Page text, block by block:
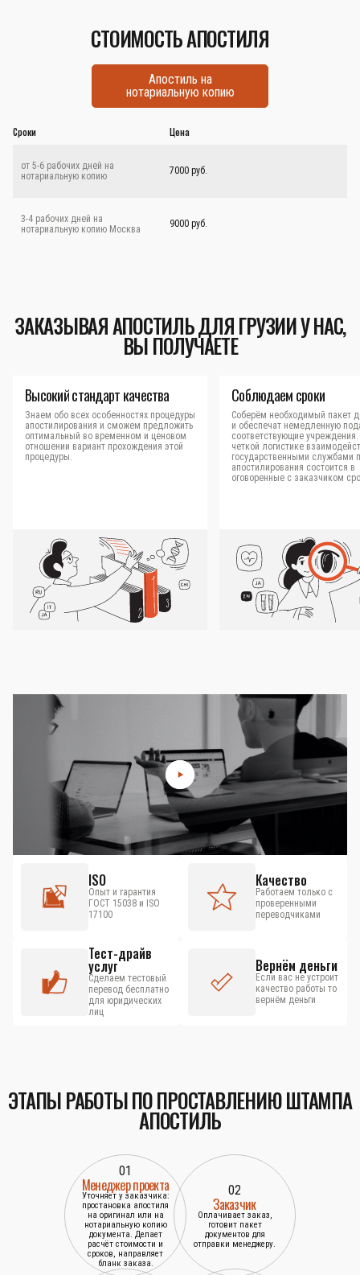
СТОИМОСТЬ АПОСТИЛЯ
Апостиль на
нотариальную копию
Сроки Цена
от 5-6 рабочих дней на
нотариальную копию
7000 руб.
3-4 рабочих дней на
нотариальную копию Москва
9000 руб.
ЗАКАЗЫВАЯ АПОСТИЛЬ ДЛЯ ГРУЗИИ У НАС,
ВЫ ПОЛУЧАЕТЕ
Высокий стандарт качества
Знаем обо всех особенностях процедуры
апостилирования и сможем предложить
оптимальный во временном и ценовом
отношении вариант прохождения этой
процедуры.
Соблюдаем сроки
Соберём необходимый пакет
и обеспечат немедленную
соответствующие
четкой логистике
государственными службами
апостилирования состоится в
оговоренные с заказчиком
ISO
Опыт и гарантия
ГОСТ 15038 и ISO
17100
Качество
Работаем только с
проверенными
переводчиками
Тест-драйв
услуг
Сделаем тестовый
перевод бесплатно
для юридических
лиц
Вернём деньги
Если вас не устроит
качество работы то
вернём деньги
ЭТАПЫ РАБОТЫ ПО ПРОСТАВЛЕНИЮ ШТАМПА
АПОСТИЛЬ
01
Менеджер проекта
Уточняет у заказчика:
простановка апостиля
на оригинал или на
нотариальную копию
документа. Делает
расчёт стоимости и
сроков, направляет
бланк заказа.
02
Заказчик
Оплачивает заказ,
готовит пакет
документов для
отправки менеджеру.